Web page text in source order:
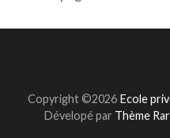
Copyright ©2026 Ecole
Dévelopé par Thème